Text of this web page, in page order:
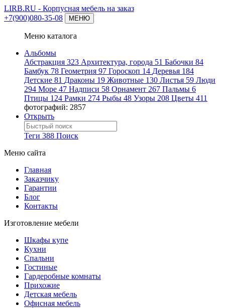
LIRB.RU - Корпусная мебель на заказ
+7(900)080-35-08
МЕНЮ
Меню каталога
Альбомы
Абстракция 323 Архитектура, города 51 Бабочки 84
Бамбук 78 Геометрия 97 Гороскоп 14 Деревья 184
Детские 81 Драконы 19 Животные 130 Листья 59 Люди
294 Море 47 Надписи 58 Орнамент 267 Пальмы 6
Птицы 124 Рамки 274 Рыбы 48 Узоры 208 Цветы 411
фотографий: 2857
Открыть
Теги 388 Поиск
Меню сайта
Главная
Заказчику
Гарантии
Блог
Контакты
Изготовление мебели
Шкафы купе
Кухни
Спальни
Гостиные
Гардеробные комнаты
Прихожие
Детская мебель
Офисная мебель